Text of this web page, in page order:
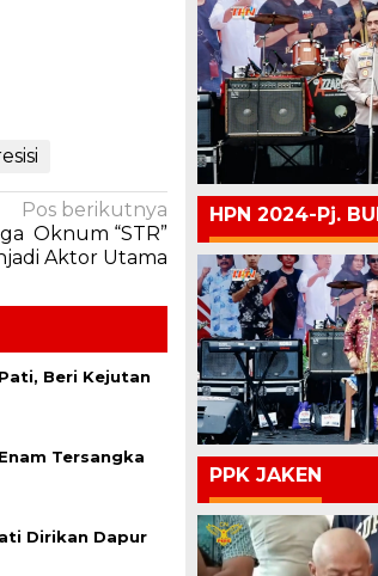
Pos berikutnya
Oknum “STR”
Aktor Utama
Beri Kejutan
Tersangka
Dirikan Dapur
HPN 2024-Pj.
PPK JAKEN